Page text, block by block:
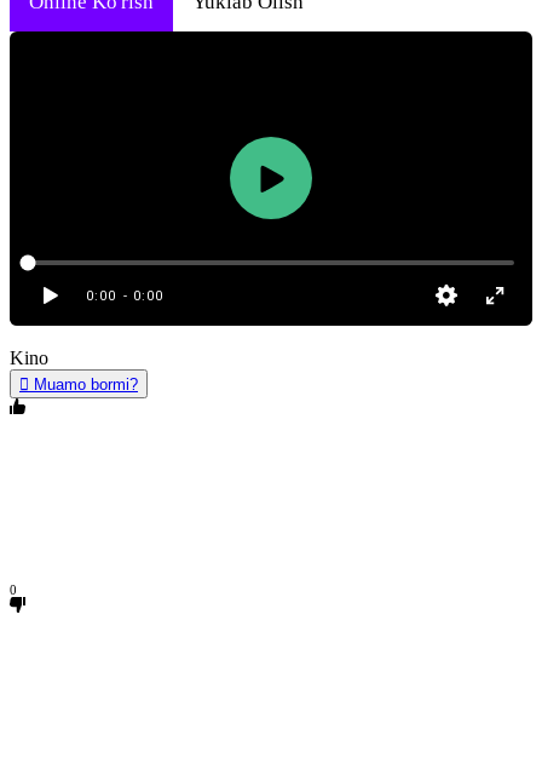
0:00 - 0:00
Kino
Muamo bormi?
0